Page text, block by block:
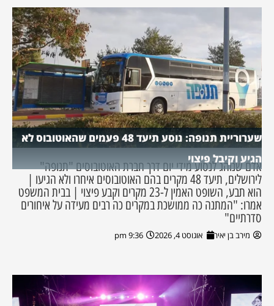
שערוריית תנופה: נוסע תיעד 48 פעמים שהאוטובוס לא
הגיע וקיבל פיצוי
אדם שנוהג לנסוע מידי יום דרך חברת האוטובוסים "תנופה"
לירושלים, תיעד 48 מקרים בהם האוטובוסים איחרו ולא הגיעו |
הוא תבע, השופט האמין ל-23 מקרים וקבע פיצוי | בבית המשפט
אמרו: "המתנה כה ממושכת במקרים כה רבים מעידה על איחורים
סדרתיים"
מירב בן יאיר אוגוסט 4, 2026 9:36 pm